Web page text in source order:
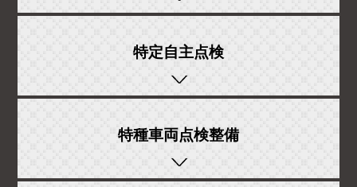
特定自主点検
特種車両点検整備